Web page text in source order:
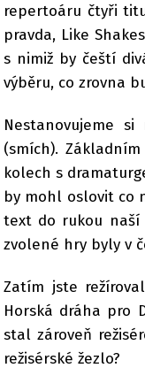
repertoáru čtyři
pravda, Like
s nimiž by čeští
výběru, co zrovna
Nestanovujeme
(smích).
kolech s
by mohl oslovit co
text do rukou naší
zvolené hry byly v
Zatím jste
Horská dráha pro
stal zároveň
režisérské žezlo?